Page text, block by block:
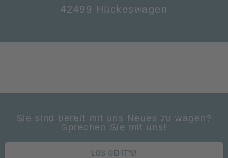
42499 Hückeswagen
Sie sind bereit mit uns Neues zu wagen?
Sprechen Sie mit uns!
LOS GEHT'S!